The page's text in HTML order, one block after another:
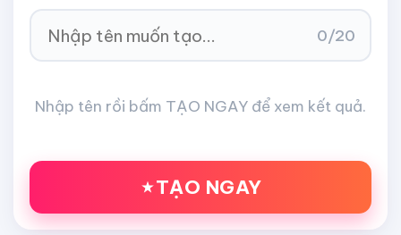
0/20
Nhập tên rồi bấm TẠO NGAY để xem kết quả.
TẠO NGAY